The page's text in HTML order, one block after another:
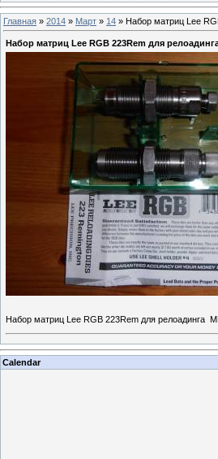
Главная » 2014 » Март » 14 » Набор матриц Lee
Набор матриц Lee RGB 223Rem для
Набор матриц Lee RGB 223Rem для релоадинга
Calendar